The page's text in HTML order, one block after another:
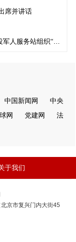
席并讲话
● 古槐街道大石桥社区网格中心联合退役军人服务站组织“反邪教宣传”
中国新闻网
中央
网 党建网
法
于我们
京市复兴门内大街45